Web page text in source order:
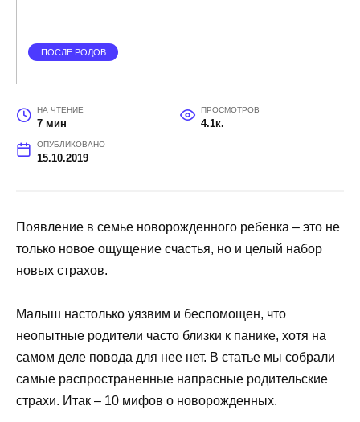
ПОСЛЕ РОДОВ
НА ЧТЕНИЕ
7 мин
ПРОСМОТРОВ
4.1к.
ОПУБЛИКОВАНО
15.10.2019
Появление в семье новорожденного ребенка – это не
только новое ощущение счастья, но и целый набор
новых страхов.
Малыш настолько уязвим и беспомощен, что
неопытные родители часто близки к панике, хотя на
самом деле повода для нее нет. В статье мы собрали
самые распространенные напрасные родительские
страхи. Итак – 10 мифов о новорожденных.